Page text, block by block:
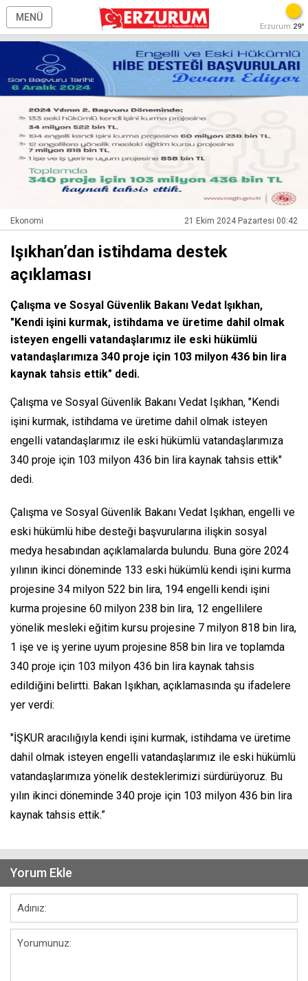
MENÜ
Erzurum 29°
Ekonomi 21 Ekim 2024 Pazartesi 00:42
Işıkhan’dan istihdama destek
açıklaması
Çalışma ve Sosyal Güvenlik Bakanı Vedat Işıkhan,
"Kendi işini kurmak, istihdama ve üretime dahil olmak
isteyen engelli vatandaşlarımız ile eski hükümlü
vatandaşlarımıza 340 proje için 103 milyon 436 bin lira
kaynak tahsis ettik" dedi.
Çalışma ve Sosyal Güvenlik Bakanı Vedat Işıkhan, "Kendi
işini kurmak, istihdama ve üretime dahil olmak isteyen
engelli vatandaşlarımız ile eski hükümlü vatandaşlarımıza
340 proje için 103 milyon 436 bin lira kaynak tahsis ettik"
dedi.
Çalışma ve Sosyal Güvenlik Bakanı Vedat Işıkhan, engelli ve
eski hükümlü hibe desteği başvurularına ilişkin sosyal
medya hesabından açıklamalarda bulundu. Buna göre 2024
yılının ikinci döneminde 133 eski hükümlü kendi işini kurma
projesine 34 milyon 522 bin lira, 194 engelli kendi işini
kurma projesine 60 milyon 238 bin lira, 12 engellilere
yönelik mesleki eğitim kursu projesine 7 milyon 818 bin lira,
1 işe ve iş yerine uyum projesine 858 bin lira ve toplamda
340 proje için 103 milyon 436 bin lira kaynak tahsis
edildiğini belirtti. Bakan Işıkhan, açıklamasında şu ifadelere
yer verdi:
"İŞKUR aracılığıyla kendi işini kurmak, istihdama ve üretime
dahil olmak isteyen engelli vatandaşlarımız ile eski hükümlü
vatandaşlarımıza yönelik desteklerimizi sürdürüyoruz. Bu
yılın ikinci döneminde 340 proje için 103 milyon 436 bin lira
kaynak tahsis ettik.”
Yorum Ekle